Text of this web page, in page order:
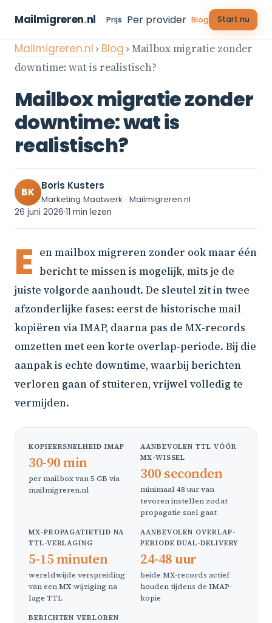
Mailmigreren.nl Prijs Per provider Blog Start nu
Mailmigreren.nl › Blog › Mailbox migratie zonder
downtime: wat is realistisch?
Mailbox migratie zonder
downtime: wat is
realistisch?
BK Boris Kusters
Marketing Maatwerk · Mailmigreren.nl
26 juni 2026·11 min lezen
E en mailbox migreren zonder ook maar één
bericht te missen is mogelijk, mits je de
juiste volgorde aanhoudt. De sleutel zit in twee
afzonderlijke fases: eerst de historische mail
kopiëren via IMAP, daarna pas de MX-records
omzetten met een korte overlap-periode. Bij die
aanpak is echte downtime, waarbij berichten
verloren gaan of stuiteren, vrijwel volledig te
vermijden.
KOPIEERSNELHEID IMAP
30-90 min
per mailbox van 5 GB via
mailmigreren.nl
AANBEVOLEN TTL VÓÓR
MX-WISSEL
300 seconden
minimaal 48 uur van
tevoren instellen zodat
propagatie snel gaat
MX-PROPAGATIETIJD NA
TTL-VERLAGING
5-15 minuten
wereldwijde verspreiding
van een MX-wijziging na
lage TTL
AANBEVOLEN OVERLAP-
PERIODE DUAL-DELIVERY
24-48 uur
beide MX-records actief
houden tijdens de IMAP-
kopie
BERICHTEN VERLOREN